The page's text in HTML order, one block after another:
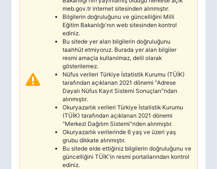
meb.gov.tr internet sitesinden alınmıştır.
Bilgilerin doğruluğunu ve güncelliğini Milli
Eğitim Bakanlığı'nın web sitesinden kontrol
ediniz.
Bu sitede yer alan bilgilerin doğruluğunu
taahhüt etmiyoruz. Burada yer alan bilgiler
resmi amaçla kullanılmaz, delil olarak
gösterilemez.
Nüfus verileri Türkiye İstatistik Kurumu (TÜİK)
tarafından açıklanan 2021 dönemi "Adrese
Dayalı Nüfus Kayıt Sistemi Sonuçları"ndan
alınmıştır.
Okuryazarlık verileri Türkiye İstatistik Kurumu
(TÜİK) tarafından açıklanan 2021 dönemi
"Merkezi Dağıtım Sistemi"nden alınmıştır.
Okuryazarlık verilerinde 6 yaş ve üzeri yaş
grubu dikkate alınmıştır.
Bu sitede elde ettiğiniz bilgilerin doğruluğunu ve
güncelliğini TÜİK'in resmi portallarından kontrol
ediniz.